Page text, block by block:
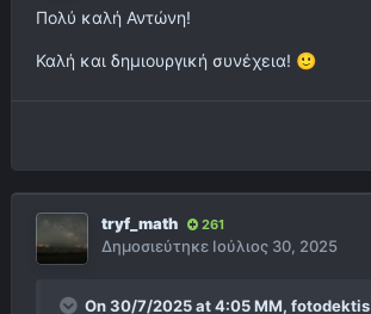
Πολύ καλή Αντώνη!
Καλή και δημιουργική συνέχεια! 🙂
tryf_math 261
Δημοσιεύτηκε Ιούλιος 30, 2025
On 30/7/2025 at 4:05 ΜΜ, fotodektis